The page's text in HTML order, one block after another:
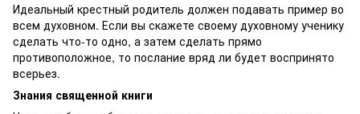
Идеальный крестный родитель должен подавать пример во
всем духовном. Если вы скажете своему духовному ученику
сделать что-то одно, а затем сделать прямо
противоположное, то послание вряд ли будет воспринято
всерьез.
Знания священной книги